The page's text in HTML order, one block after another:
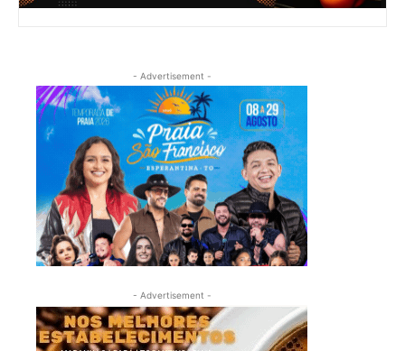
- Advertisement -
- Advertisement -